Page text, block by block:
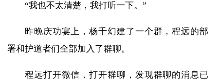
“我也不太清楚，我打听一下。”
昨晚庆功宴上，杨千幻建了一个群，程远的部
署和护道者们全部加入了群聊。
程远打开微信，打开群聊，发现群聊的消息已